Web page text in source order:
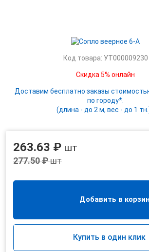
Код товара: УТ000009230
Скидка 5% онлайн
Доставим бесплатно заказы
по городу*.
(длина - до 2 м, вес - до 1
263.63 ₽ шт
277.50 ₽шт
Добавить в
Купить в один клик